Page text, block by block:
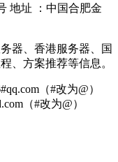
地址 ：中国合肥金
器、香港服务器、国
、方案推荐等信息。
（#改为@）
（#改为@）